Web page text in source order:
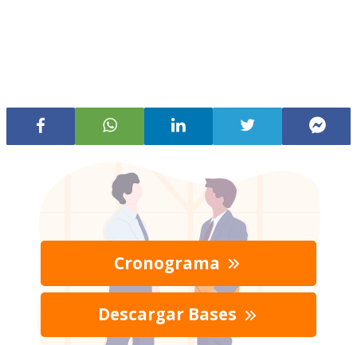
Cronograma
Descargar Bases